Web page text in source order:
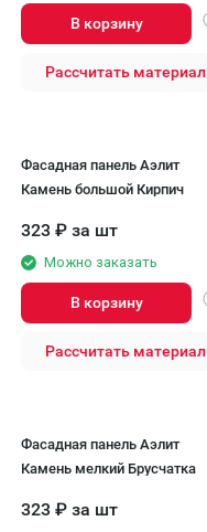
В корзину
Рассчитать материал
Фасадная панель Аэлит
Камень большой Кирпич
323 ₽ за шт
Можно заказать
В корзину
Рассчитать материал
Фасадная панель Аэлит
Камень мелкий Брусчатка
323 ₽ за шт